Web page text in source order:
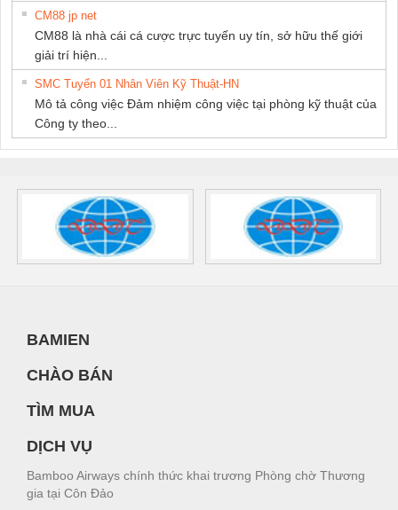
CM88 jp net
CM88 là nhà cái cá cược trực tuyến uy tín, sở hữu thế giới
giải trí hiện...
SMC Tuyển 01 Nhân Viên Kỹ Thuật-HN
Mô tả công việc Đảm nhiệm công việc tại phòng kỹ thuật của
Công ty theo...
BAMIEN
CHÀO BÁN
TÌM MUA
DỊCH VỤ
Bamboo Airways chính thức khai trương Phòng chờ Thương
gia tại Côn Đảo